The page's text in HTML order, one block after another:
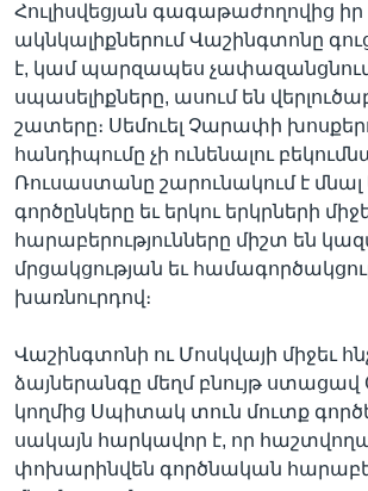
Հուլիսվեցյան գագաթաժողովից իր
ակնկալիքներում Վաշինգտոնը
է, կամ պարզապես չափազանցնում
սպասելիքները, ասում են
շատերը։ Սեմուել Չարափի
հանդիպումը չի ունենալու
Ռուսաստանը շարունակում է
գործընկերը եւ երկու երկրների
հարաբերությունները միշտ են
մրցակցության եւ
խառնուրդով։
Վաշինգտոնի ու Մոսկվայի միջեւ
ձայներանգը մեղմ բնույթ ստացավ
կողմից Սպիտակ տուն մուտք
սակայն հարկավոր է, որ
փոխարինվեն գործնական